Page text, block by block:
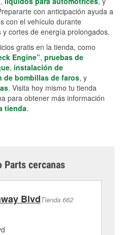
con anticipación ayuda a
con el vehículo durante
cortes de energía prolongados.
gratis en la tienda, como
Engine”, pruebas de
, instalación de
de bombillas de faros, y
. Visita hoy mismo tu tienda
para obtener más información
tienda.
Parts cercanas
BlvdTienda 662